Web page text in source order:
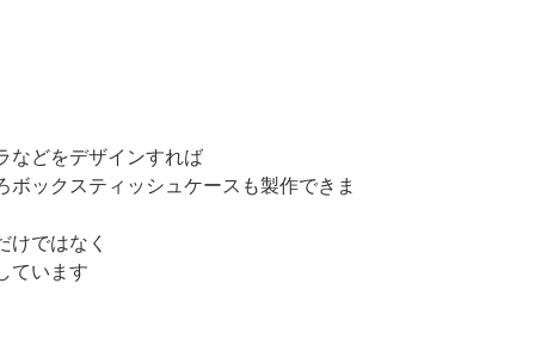
などをデザインすれば
ックスティッシュケースも製作できま
けではなく
ています